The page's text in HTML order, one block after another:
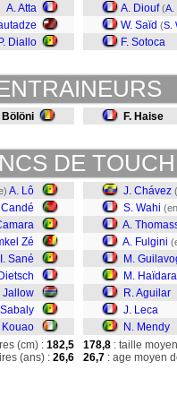
A. Atta
P. Diallo
A. Diouf (A.
W. Saïd (S.
F. Sotoca
Bölöni F. Haise
DE
A. Lô
Zé
I. Sané
Jallow
Kouao
J. Chávez
S. Wahi
A.
A. Fulgini
M.
M. Haïdara
R. Aguilar
J. Leca
N. Mendy
(cm) : 182,5
(ans) : 26,6
178,8 : taille
26,7 : age moyen